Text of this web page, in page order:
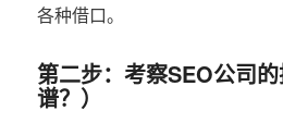
各种借口。
第二步：考察SEO公司
谱？）